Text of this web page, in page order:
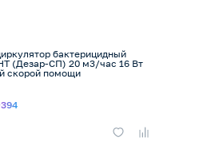
бактерицидный
(Дезар-СП) 20 м3/час 16 Вт
скорой помощи